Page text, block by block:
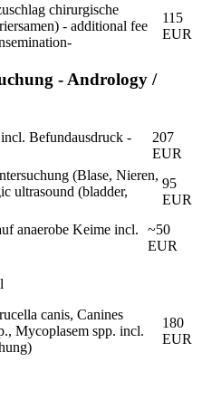
chirurgische
- additional fee
115
EUR
- Andrology /
Befundausdruck -
207
EUR
(Blase, Nieren,
ultrasound (bladder,
95
EUR
anaerobe Keime incl.
~50
EUR
canis, Canines
Mycoplasem spp. incl.
180
EUR